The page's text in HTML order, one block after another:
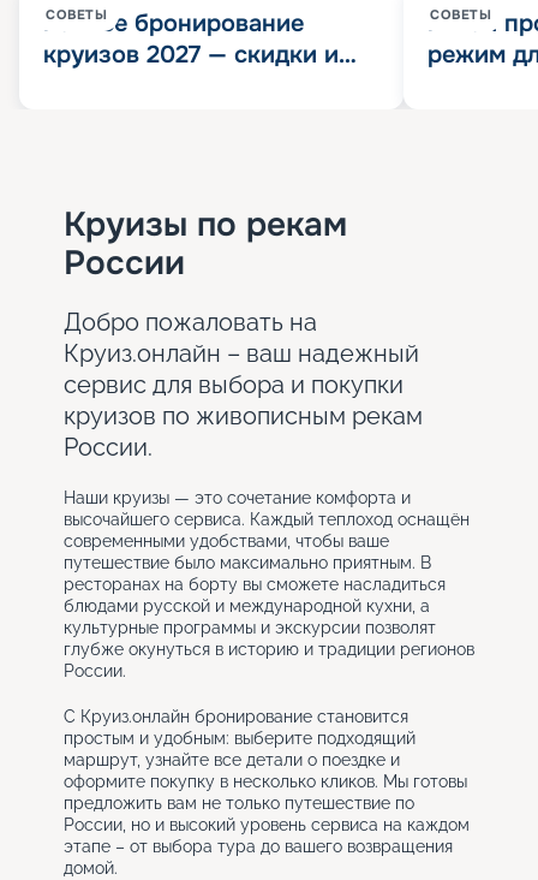
СОВЕТЫ
Раннее бронирование
круизов 2027 — скидки и
СОВЕТЫ
Китай
режим
Круизы по рекам
России
Добро пожаловать на
Круиз.онлайн – ваш надежный
сервис для выбора и покупки
круизов по живописным рекам
России.
Наши круизы — это сочетание комфорта и
высочайшего сервиса. Каждый теплоход оснащён
современными удобствами, чтобы ваше
путешествие было максимально приятным. В
ресторанах на борту вы сможете насладиться
блюдами русской и международной кухни, а
культурные программы и экскурсии позволят
глубже окунуться в историю и традиции регионов
России.
С Круиз.онлайн бронирование становится
простым и удобным: выберите подходящий
маршрут, узнайте все детали о поездке и
оформите покупку в несколько кликов. Мы готовы
предложить вам не только путешествие по
России, но и высокий уровень сервиса на каждом
этапе – от выбора тура до вашего возвращения
домой.